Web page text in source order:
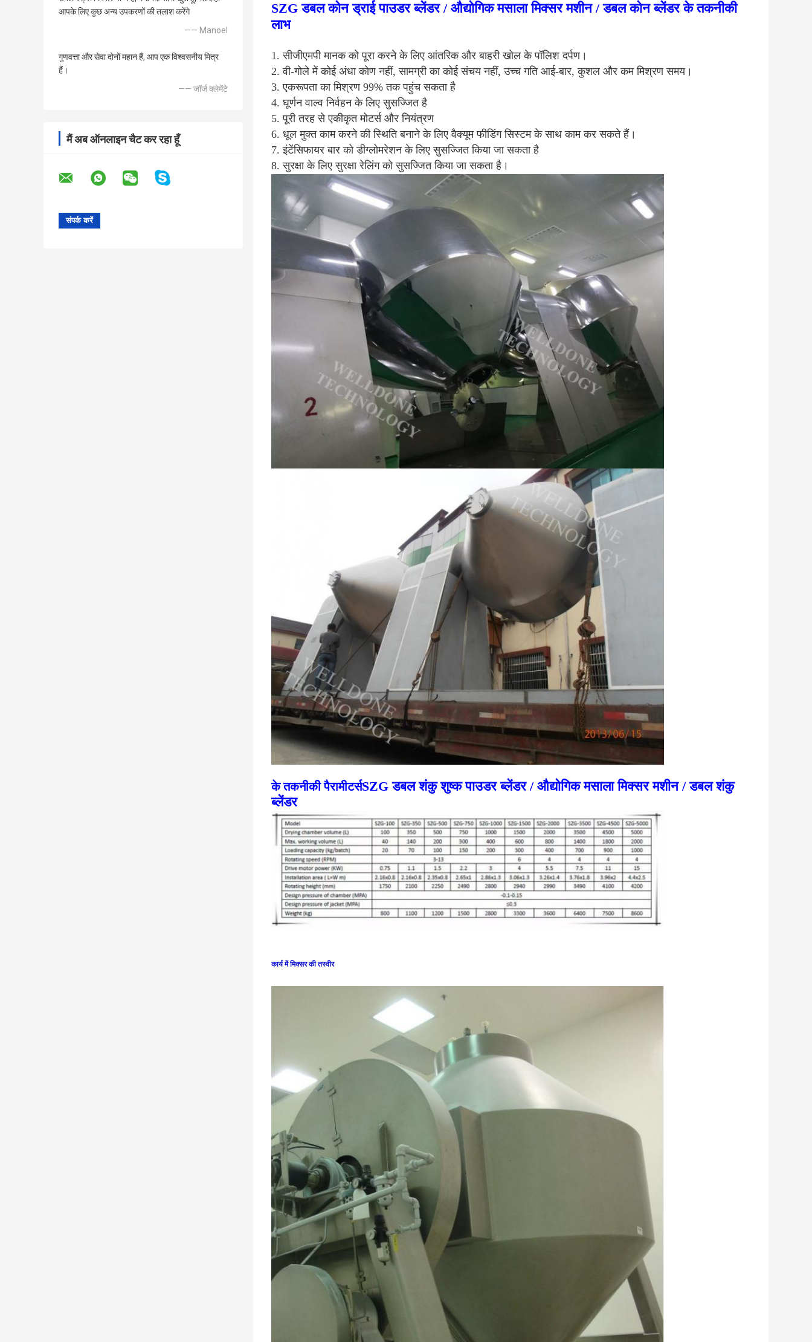
आपके लिए कुछ अन्य उपकरणों की तलाश करेंगे
—— Manoel
गुणवत्ता और सेवा दोनों महान हैं, आप एक विश्वसनीय मित्र
हैं।
—— जॉर्ज क्लेमेंटे
मैं अब ऑनलाइन चैट कर रहा हूँ
SZG डबल कोन ड्राई पाउडर ब्लेंडर / औद्योगिक मसाला मिक्सर मशीन / डबल कोन ब्लेंडर के तकनीकी
लाभ
1. सीजीएमपी मानक को पूरा करने के लिए आंतरिक और बाहरी खोल के पॉलिश दर्पण।
2. वी-गोले में कोई अंधा कोण नहीं, सामग्री का कोई संचय नहीं, उच्च गति आई-बार, कुशल और कम मिश्रण समय।
3. एकरूपता का मिश्रण 99% तक पहुंच सकता है
4. घूर्णन वाल्व निर्वहन के लिए सुसज्जित है
5. पूरी तरह से एकीकृत मोटर्स और नियंत्रण
6. धूल मुक्त काम करने की स्थिति बनाने के लिए वैक्यूम फीडिंग सिस्टम के साथ काम कर सकते हैं।
7. इंटेंसिफायर बार को डीग्लोमरेशन के लिए सुसज्जित किया जा सकता है
8. सुरक्षा के लिए सुरक्षा रेलिंग को सुसज्जित किया जा सकता है।
के तकनीकी पैरामीटर्सSZG डबल शंकु शुष्क पाउडर ब्लेंडर / औद्योगिक मसाला मिक्सर मशीन / डबल शंकु
ब्लेंडर
कार्य में मिक्सर की तस्वीर